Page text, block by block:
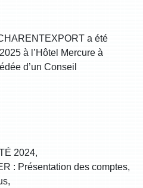
a été
à l’Hôtel Mercure à
d’un Conseil
2024,
: Présentation des comptes,